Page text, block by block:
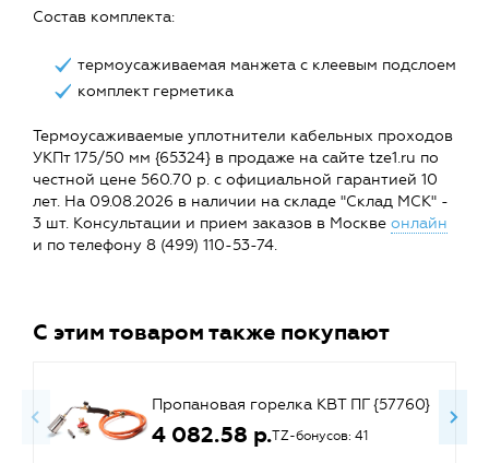
Состав комплекта:
термоусаживаемая манжета с клеевым подслоем
комплект герметика
Термоусаживаемые уплотнители кабельных проходов
УКПт 175/50 мм {65324} в продаже на сайте tze1.ru по
честной цене 560.70 р. с официальной гарантией 10
лет. На 09.08.2026 в наличии на складе "Склад МСК" -
3 шт. Консультации и прием заказов в Москве онлайн
и по телефону 8 (499) 110-53-74.
С этим товаром также покупают
Пропановая горелка КВТ ПГ {57760}
4 082.58 р.TZ-бонусов: 41